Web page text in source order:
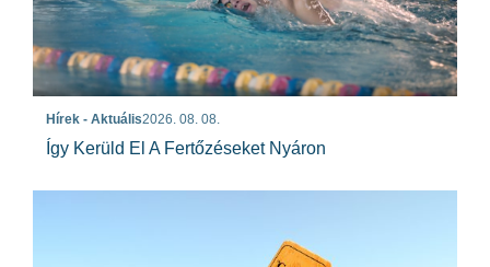
Hírek - Aktuális2026. 08. 08.
Így Kerüld El A Fertőzéseket Nyáron